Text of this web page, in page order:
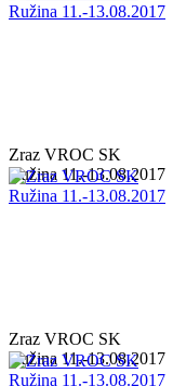
Zraz VROC SK
Ružina 11.-13.08.2017
Zraz VROC SK
Ružina 11.-13.08.2017